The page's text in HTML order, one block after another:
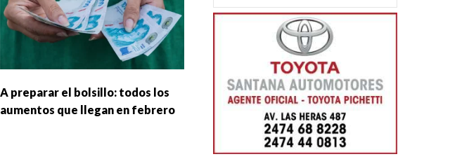
A preparar el bolsillo: todos los
aumentos que llegan en febrero